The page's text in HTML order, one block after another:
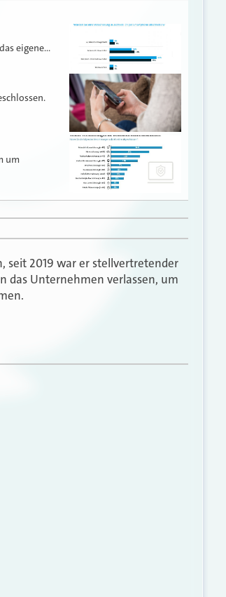
eigene…
um
seit 2019 war er stellvertretender
das Unternehmen verlassen, um